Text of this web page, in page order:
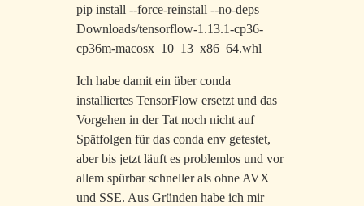
pip install --force-reinstall --no-deps
Downloads/tensorflow-1.13.1-cp36-
cp36m-macosx_10_13_x86_64.whl
Ich habe damit ein über conda
installiertes TensorFlow ersetzt und das
Vorgehen in der Tat noch nicht auf
Spätfolgen für das conda env getestet,
aber bis jetzt läuft es problemlos und vor
allem spürbar schneller als ohne AVX
und SSE. Aus Gründen habe ich mir